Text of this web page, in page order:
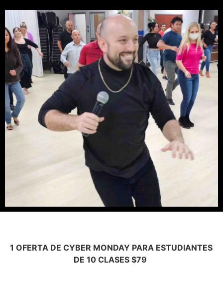
1 OFERTA DE CYBER MONDAY PARA ESTUDIANTES
DE 10 CLASES $79